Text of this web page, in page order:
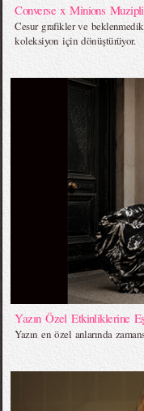
Converse x Minions
Cesur grafikler ve
koleksiyon için dönüştürüyor.
Yazın Özel Etkinliklerine
Yazın en özel anlarında